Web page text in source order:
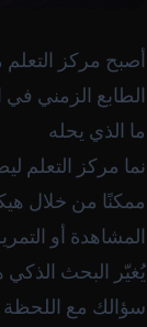
أصبح مركز
الطابع الزمني
ما الذي يحله
نما مركز التعلم
ممكنًا من خلال
المشاهدة أو
يُغيّر البحث
سؤالك مع اللحظة